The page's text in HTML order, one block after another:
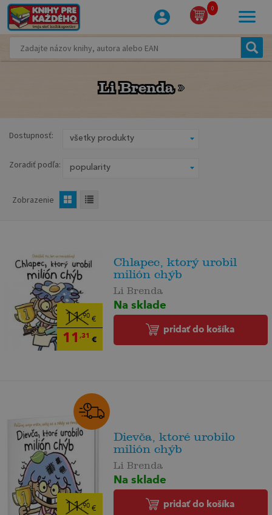
0
Li Brenda
Li Brenda
Dostupnosť:
Zoradiť podľa:
Zobrazenie
11,90€
11 ,31 €
Chlapec, ktorý urobil
milión chýb
Li Brenda
Na sklade
pridať do košíka
11,90€
Dievča, ktoré urobilo
milión chýb
Li Brenda
Na sklade
pridať do košíka